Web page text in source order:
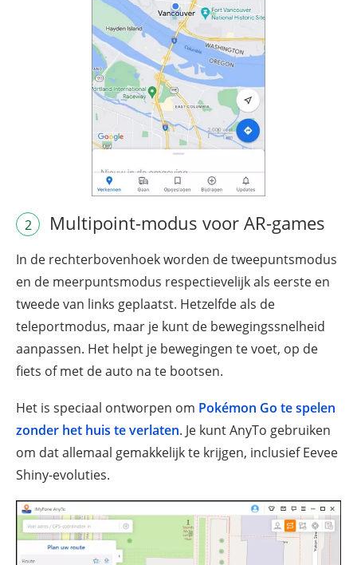
2 Multipoint-modus voor AR-games
In de rechterbovenhoek worden de tweepuntsmodus
en de meerpuntsmodus respectievelijk als eerste en
tweede van links geplaatst. Hetzelfde als de
teleportmodus, maar je kunt de bewegingssnelheid
aanpassen. Het helpt je bewegingen te voet, op de
fiets of met de auto na te bootsen.
Het is speciaal ontworpen om Pokémon Go te spelen
zonder het huis te verlaten. Je kunt AnyTo gebruiken
om dat allemaal gemakkelijk te krijgen, inclusief Eevee
Shiny-evoluties.